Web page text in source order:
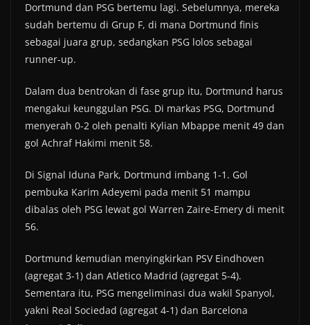
Dortmund dan PSG bertemu lagi. Sebelumnya, mereka
sudah bertemu di Grup F, di mana Dortmund finis
sebagai juara grup, sedangkan PSG lolos sebagai
runner-up.
Dalam dua bentrokan di fase grup itu, Dortmund harus
mengakui keunggulan PSG. Di markas PSG, Dortmund
menyerah 0-2 oleh penalti Kylian Mbappe menit 49 dan
gol Achraf Hakimi menit 58.
Di Signal Iduna Park, Dortmund imbang 1-1. Gol
pembuka Karim Adeyemi pada menit 51 mampu
dibalas oleh PSG lewat gol Warren Zaire-Emery di menit
56.
Dortmund kemudian menyingkirkan PSV Eindhoven
(agregat 3-1) dan Atletico Madrid (agregat 5-4).
Sementara itu, PSG mengeliminasi dua wakil Spanyol,
yakni Real Sociedad (agregat 4-1) dan Barcelona